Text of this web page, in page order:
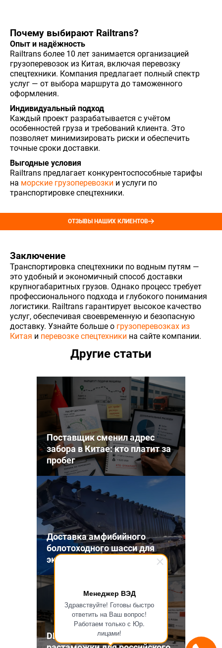
Менеджер ВЭД
Здравствуйте! Готовы быстро
ответить на Ваш вопрос!
Работаем только с Юр.
лицами!
Почему выбирают Railtrans?
Опыт и надёжность
Railtrans более 10 лет занимается организацией
грузоперевозок из Китая, включая перевозку
спецтехники. Компания предлагает полный спектр
услуг — от выбора маршрута до таможенного
оформления.
Индивидуальный подход
Каждый проект разрабатывается с учётом
особенностей груза и требований клиента. Это
позволяет минимизировать риски и обеспечить
точные сроки доставки.
Выгодные условия
Railtrans предлагает конкурентоспособные тарифы
на морские грузоперевозки и услуги по
транспортировке спецтехники.
ОТЗЫВЫ НАШИХ КЛИЕНТОВ
Заключение
Транспортировка спецтехники по водным путям —
это удобный и экономичный способ доставки
крупногабаритных грузов. Однако процесс требует
профессионального подхода и глубокого понимания
логистики. Railtrans гарантирует высокое качество
услуг, обеспечивая своевременную и безопасную
доставку. Узнайте больше о грузоперевозках из
Китая и перевозке спецтехники на сайте компании.
Другие статьи
Поставщик сменил адрес
забора в Китае: кто платит за
пробег
Доставка амфибийного
болотоходного шасси для
экскаватора из Китая
DDP из Китая: риски